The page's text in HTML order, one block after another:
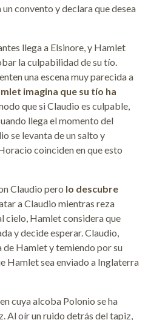
convento y declara que desea
llega a Elsinore, y Hamlet
la culpabilidad de su tío.
una escena muy parecida a
imagina que su tío ha
que si Claudio es culpable,
llega el momento del
se levanta de un salto y
coinciden en que esto
Claudio pero lo descubre
a Claudio mientras reza
cielo, Hamlet considera que
y decide esperar. Claudio,
de Hamlet y temiendo por su
Hamlet sea enviado a Inglaterra
cuya alcoba Polonio se ha
Al oír un ruido detrás del tapiz,